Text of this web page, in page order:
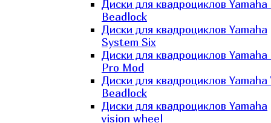
Диски для квадроциклов Yamaha
Beadlock
Диски для квадроциклов Yamaha
System Six
Диски для квадроциклов Yamaha
Pro Mod
Диски для квадроциклов Yamaha
Beadlock
Диски для квадроциклов Yamaha
vision wheel